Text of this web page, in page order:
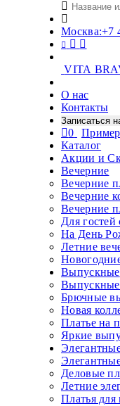
Москва:+7
VITA
О нас
Контакты
Записаться
0
Каталог
Акции и
Вечерние
Вечерние
Вечерние
Вечерние
Для гостей
На День
Летние
Выпускные
Выпускные
Брючные
Новая
Платье на
Яркие
Деловые
Летние
Платья